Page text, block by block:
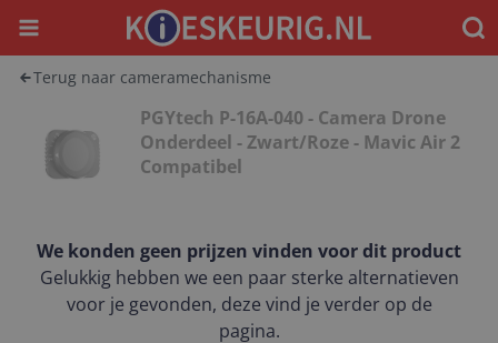
Menu
Terug naar cameramechanisme
PGYtech P-16A-040 - Camera Drone
Onderdeel - Zwart/Roze - Mavic Air 2
Compatibel
We konden geen prijzen vinden voor dit product
Gelukkig hebben we een paar sterke alternatieven
voor je gevonden, deze vind je verder op de
pagina.